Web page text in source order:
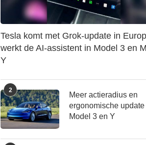
Tesla komt met Grok-update in
werkt de AI-assistent in Model 3 en
Y
2
Meer actieradius en
ergonomische update
Model 3 en Y